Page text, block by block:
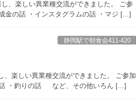
、楽しい異業種交流ができました。 ご参
金の話 ・インスタグラムの話 ・マジ […]
静岡駅で朝食会411-420
楽しい異業種交流ができました。 ご参加
話 ・釣りの話 など、その他いろん […]